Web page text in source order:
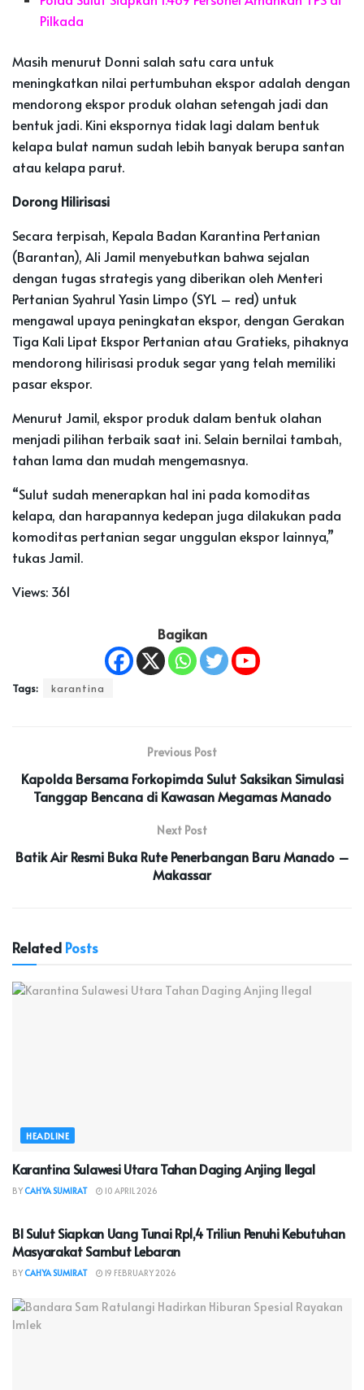
Pilkada
Masih menurut Donni salah satu cara untuk
meningkatkan nilai pertumbuhan ekspor adalah dengan
mendorong ekspor produk olahan setengah jadi dan
bentuk jadi. Kini ekspornya tidak lagi dalam bentuk
kelapa bulat namun sudah lebih banyak berupa santan
atau kelapa parut.
Dorong Hilirisasi
Secara terpisah, Kepala Badan Karantina Pertanian
(Barantan), Ali Jamil menyebutkan bahwa sejalan
dengan tugas strategis yang diberikan oleh Menteri
Pertanian Syahrul Yasin Limpo (SYL – red) untuk
mengawal upaya peningkatan ekspor, dengan Gerakan
Tiga Kali Lipat Ekspor Pertanian atau Gratieks, pihaknya
mendorong hilirisasi produk segar yang telah memiliki
pasar ekspor.
Menurut Jamil, ekspor produk dalam bentuk olahan
menjadi pilihan terbaik saat ini. Selain bernilai tambah,
tahan lama dan mudah mengemasnya.
“Sulut sudah menerapkan hal ini pada komoditas
kelapa, dan harapannya kedepan juga dilakukan pada
komoditas pertanian segar unggulan ekspor lainnya,”
tukas Jamil.
Views: 361
Bagikan
Tags: karantina
Previous Post
Kapolda Bersama Forkopimda Sulut Saksikan Simulasi
Tanggap Bencana di Kawasan Megamas Manado
Next Post
Batik Air Resmi Buka Rute Penerbangan Baru Manado –
Makassar
Related Posts
HEADLINE
Karantina Sulawesi Utara Tahan Daging Anjing Ilegal
BYCAHYA SUMIRAT 10 APRIL 2026
BI Sulut Siapkan Uang Tunai Rp1,4 Triliun Penuhi Kebutuhan
Masyarakat Sambut Lebaran
BYCAHYA SUMIRAT 19 FEBRUARY 2026